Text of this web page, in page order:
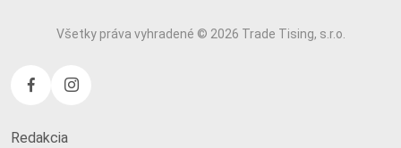
Všetky práva vyhradené © 2026 Trade Tising, s.r.o.
Redakcia